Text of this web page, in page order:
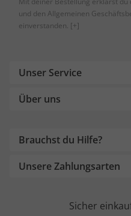
und den Allgemeinen
einverstanden. [+]
Unser Service
Über uns
Brauchst du Hilfe?
Unsere Zahlungsarten
Sicher